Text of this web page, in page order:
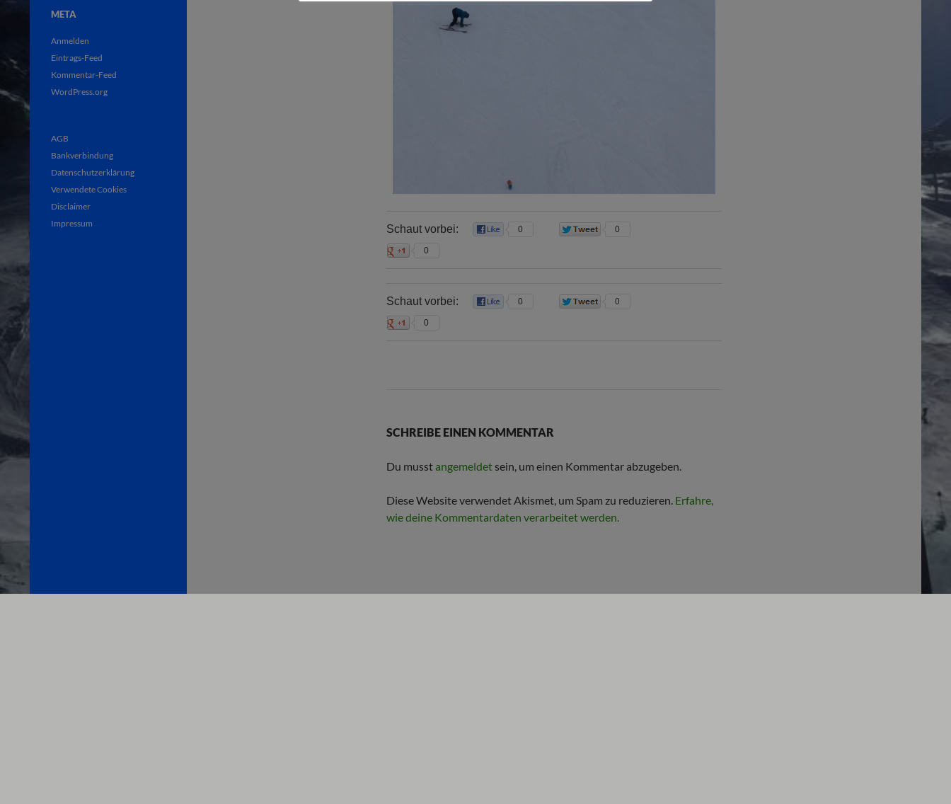
Schaut vorbei: 0 0
0
Schaut vorbei: 0 0
0
SCHREIBE EINEN KOMMENTAR
Du musstangemeldet sein, um einen Kommentar abzugeben.
Diese Website verwendet Akismet, um Spam zu reduzieren. Erfahre,
wie deine Kommentardaten verarbeitet werden.
META
Anmelden
Eintrags-Feed
Kommentar-Feed
WordPress.org
AGB
Bankverbindung
Datenschutzerklärung
Verwendete Cookies
Disclaimer
Impressum